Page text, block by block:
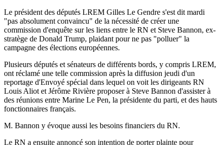
Le président des députés LREM Gilles Le Gendre s'est dit mardi
"pas absolument convaincu" de la nécessité de créer une
commission d'enquête sur les liens entre le RN et Steve Bannon, ex-
stratège de Donald Trump, plaidant pour ne pas "polluer" la
campagne des élections européennes.
Plusieurs députés et sénateurs de différents bords, y compris LREM,
ont réclamé une telle commission après la diffusion jeudi d'un
reportage d'Envoyé spécial dans lequel on voit les dirigeants RN
Louis Aliot et Jérôme Rivière proposer à Steve Bannon d'assister à
des réunions entre Marine Le Pen, la présidente du parti, et des hauts
fonctionnaires français.
M. Bannon y évoque aussi les besoins financiers du RN.
Le RN a ensuite annoncé son intention de porter plainte pour